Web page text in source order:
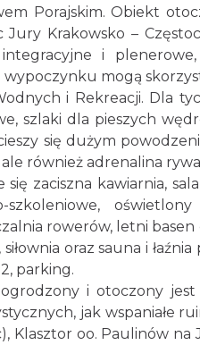
Porajskim. Obiekt
Jury Krakowsko –
i
mogą
i Rekreacji. Dla
szlaki dla pieszych
się dużym
również adrenalina
zaciszna kawiarnia,
szkoleniowe,
rowerów, letni
oraz sauna i
parking.
i otoczony
jak wspaniałe
Klasztor oo. Paulinów na